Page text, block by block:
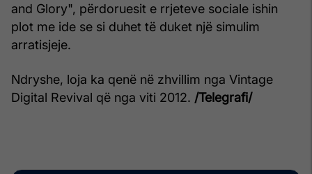
and Glory", përdoruesit e rrjeteve sociale ishin
plot me ide se si duhet të duket një simulim
arratisjeje.
Ndryshe, loja ka qenë në zhvillim nga Vintage
Digital Revival që nga viti 2012. /Telegrafi/